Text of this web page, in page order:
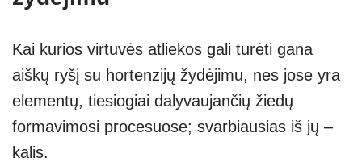
Kai kurios virtuvės atliekos gali turėti gana
aiškų ryšį su hortenzijų žydėjimu, nes jose yra
elementų, tiesiogiai dalyvaujančių žiedų
formavimosi procesuose; svarbiausias iš jų –
kalis.